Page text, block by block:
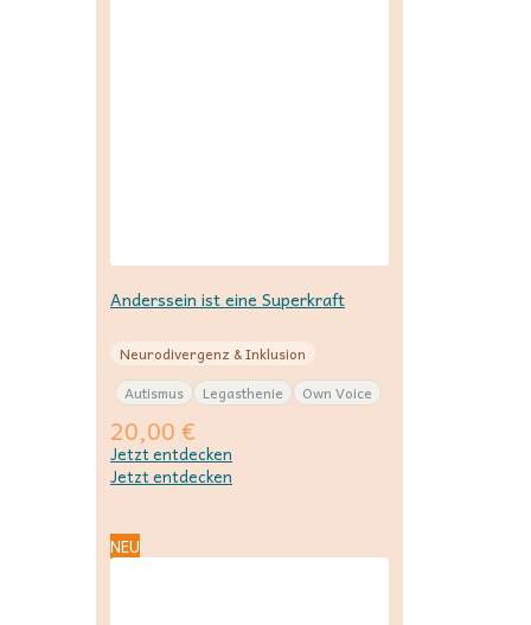
Anderssein ist eine Superkraft
Neurodivergenz & Inklusion
Autismus
Legasthenie Own Voice
20,00€
Jetzt entdecken
Jetzt entdecken
NEU